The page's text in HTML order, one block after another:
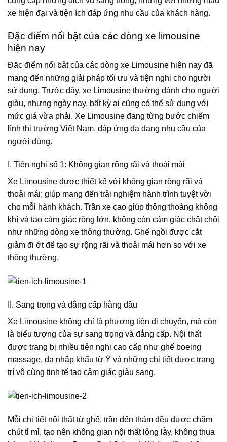
xe hiện đại và tiện ích đáp ứng nhu cầu của khách hàng.
Đặc điểm nổi bật của các dòng xe limousine
hiện nay
Đặc điểm nổi bật của các dòng xe Limousine hiện nay đã
mang đến những giải pháp tối ưu và tiện nghi cho người
sử dụng. Trước đây, xe Limousine thường dành cho người
giàu, nhưng ngày nay, bất kỳ ai cũng có thể sử dụng với
mức giá vừa phải. Xe Limousine đang từng bước chiếm
lĩnh thị trường Việt Nam, đáp ứng đa dạng nhu cầu của
người dùng.
I. Tiện nghi số 1: Không gian rộng rãi và thoải mái
Xe Limousine được thiết kế với không gian rộng rãi và
thoải mái; giúp mang đến trải nghiệm hành trình tuyệt vời
cho mỗi hành khách. Trần xe cao giúp thông thoáng không
khí và tạo cảm giác rộng lớn, không còn cảm giác chật chội
như những dòng xe thông thường. Ghế ngồi được cắt
giảm đi ớt để tạo sự rộng rãi và thoải mái hơn so với xe
thông thường.
II. Sang trọng và đẳng cấp hằng đầu
Xe Limousine không chỉ là phương tiện di chuyển, mà còn
là biểu tượng của sự sang trọng và đẳng cấp. Nội thất
được trang bị nhiều tiện nghi cao cấp như ghế boeing
massage, da nhập khẩu từ Ý và những chi tiết được trang
trí vô cùng tinh tế tạo cảm giác giàu sang.
Mỗi chi tiết nội thất từ ghế, trần đến thảm đều được chăm
chút tỉ mỉ, tạo nên không gian nội thất lộng lẫy, không thua